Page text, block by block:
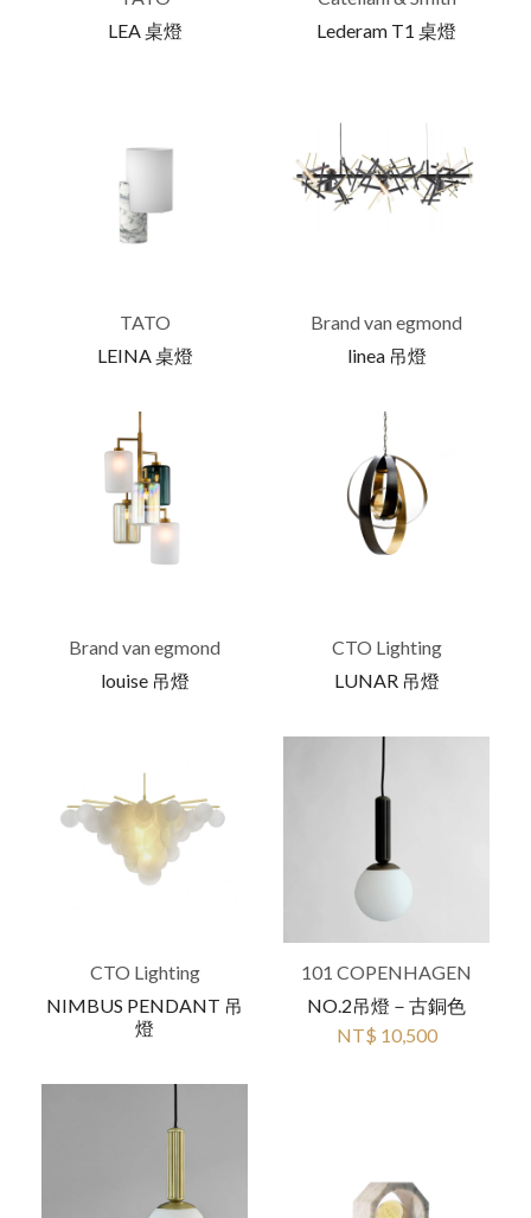
LEA 桌燈
Lederam T1 桌燈
TATO
LEINA 桌燈
Brand van egmond
linea 吊燈
Brand van egmond
louise 吊燈
CTO Lighting
LUNAR 吊燈
CTO Lighting
NIMBUS PENDANT 吊
燈
101 COPENHAGEN
NO.2吊燈－古銅色
NT$ 10,500